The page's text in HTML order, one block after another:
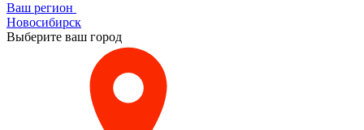
Ваш регион
Новосибирск
Выберите ваш город